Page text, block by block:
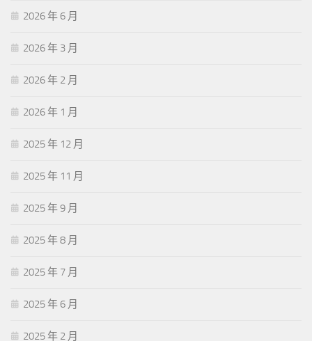
2026 年 6 月
2026 年 3 月
2026 年 2 月
2026 年 1 月
2025 年 12 月
2025 年 11 月
2025 年 9 月
2025 年 8 月
2025 年 7 月
2025 年 6 月
2025 年 2 月